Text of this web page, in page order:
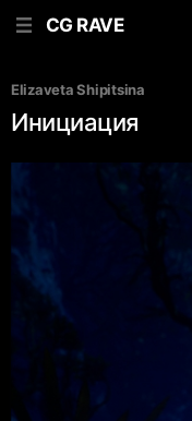
CG RAVE
Elizaveta Shipitsina
Инициация